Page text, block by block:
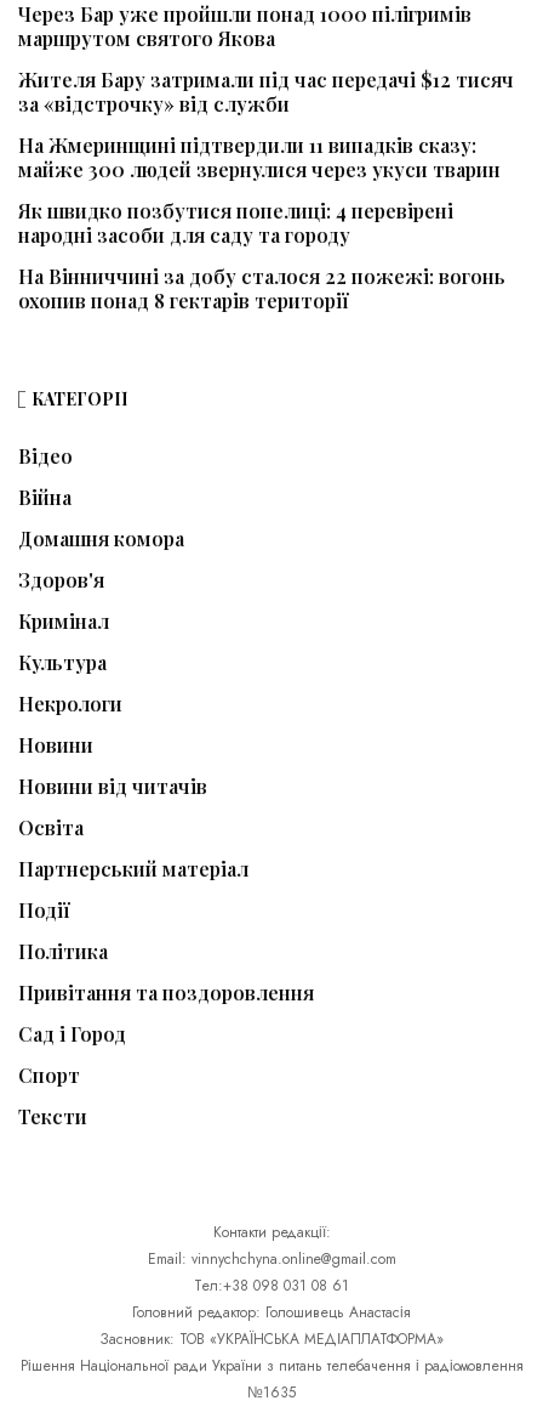
Через Бар уже пройшли понад 1000 пілігримів
маршрутом святого Якова
Жителя Бару затримали під час передачі $12 тисяч
за «відстрочку» від служби
На Жмеринщині підтвердили 11 випадків сказу:
майже 300 людей звернулися через укуси тварин
Як швидко позбутися попелиці: 4 перевірені
народні засоби для саду та городу
На Вінниччині за добу сталося 22 пожежі: вогонь
охопив понад 8 гектарів території
КАТЕГОРІЇ
Відео
Війна
Домашня комора
Здоров'я
Кримінал
Культура
Некрологи
Новини
Новини від читачів
Освіта
Партнерський матеріал
Події
Політика
Привітання та поздоровлення
Сад і Город
Спорт
Тексти
Контакти редакції:
Email: vinnychchyna.online@gmail.com
Тел:+38 098 031 08 61
Головний редактор: Голошивець Анастасія
Засновник: ТОВ «УКРАЇНСЬКА МЕДІАПЛАТФОРМА»
Рішення Національної ради України з питань телебачення і радіомовлення
№1635